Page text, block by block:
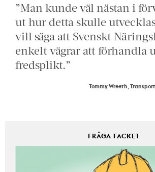
”Man kunde väl nästan i
ut hur detta skulle
vill säga att Svenskt
enkelt vägrar att förhandla
fredsplikt.”
Tommy Wreeth,
FRÅGA FACKET